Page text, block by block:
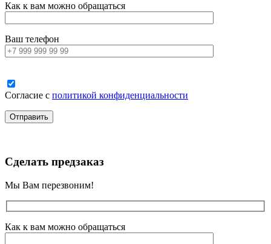
Как к вам можно обращаться
Ваш телефон
Согласие с политикой конфиденциальности
Сделать предзаказ
Мы Вам перезвоним!
Как к вам можно обращаться